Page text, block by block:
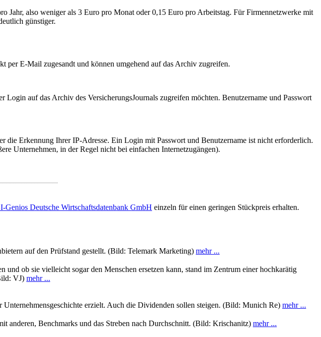
Jahr, also weniger als 3 Euro pro Monat oder 0,15 Euro pro Arbeitstag. Für Firmennetzwerke mit
günstiger.
per E-Mail zugesandt und können umgehend auf das Archiv zugreifen.
auf das Archiv des VersicherungsJournals zugreifen möchten. Benutzername und Passwort
die Erkennung Ihrer IP-Adresse. Ein Login mit Passwort und Benutzername ist nicht erforderlich.
Unternehmen, in der Regel nicht bei einfachen Internetzugängen).
Genios Deutsche Wirtschaftsdatenbank GmbH einzeln für einen geringen Stückpreis erhalten.
auf den Prüfstand gestellt. (Bild: Telemark Marketing) mehr ...
ob sie vielleicht sogar den Menschen ersetzen kann, stand im Zentrum einer hochkarätig
VJ) mehr ...
erzielt. Auch die Dividenden sollen steigen. (Bild: Munich Re) mehr ...
anderen, Benchmarks und das Streben nach Durchschnitt. (Bild: Krischanitz) mehr ...